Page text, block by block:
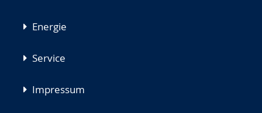
Energie
Service
Impressum